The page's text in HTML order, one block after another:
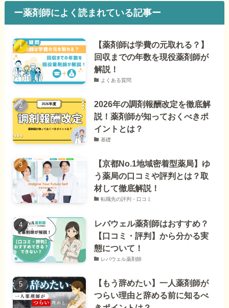
ー薬剤師によく読まれている記事ー
【薬剤師は学費の元取れる？】
回収までの年数を現役薬剤師が
解説！
よくある質問
2026年の調剤報酬改定を徹底解
説！薬剤師が知っておくべきポ
イントとは？
基礎
【京都No.1地域密着型薬局】ゆ
う薬局の口コミや評判とは？取
材して徹底解説！
転職先の評判・口コミ
レバウェル薬剤師はおすすめ？
【口コミ・評判】から分かる実
態について！
レバウェル薬剤師
【もう辞めたい】一人薬剤師が
つらい理由と辞める前に知るべ